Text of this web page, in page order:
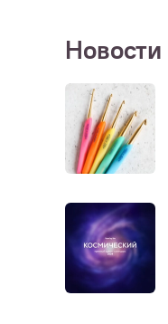
Новости